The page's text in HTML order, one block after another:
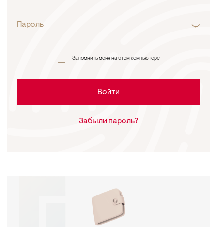
Пароль
Запомнить меня на этом компьютере
Войти
Забыли пароль?